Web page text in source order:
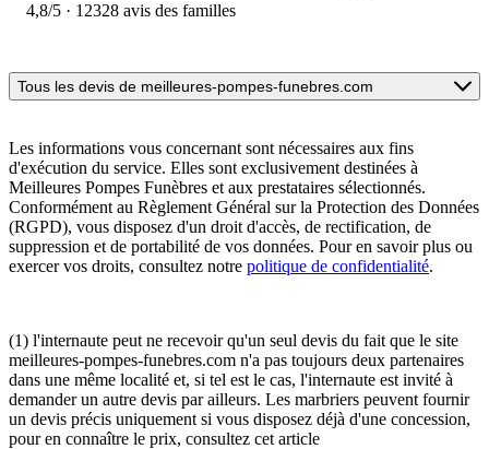
4,8/5 · 12328 avis des familles
Tous les devis de meilleures-pompes-funebres.com
Les informations vous concernant sont nécessaires aux fins
d'exécution du service. Elles sont exclusivement destinées à
Meilleures Pompes Funèbres et aux prestataires sélectionnés.
Conformément au Règlement Général sur la Protection des Données
(RGPD), vous disposez d'un droit d'accès, de rectification, de
suppression et de portabilité de vos données. Pour en savoir plus ou
exercer vos droits, consultez notre politique de confidentialité.
(1) l'internaute peut ne recevoir qu'un seul devis du fait que le site
meilleures-pompes-funebres.com n'a pas toujours deux partenaires
dans une même localité et, si tel est le cas, l'internaute est invité à
demander un autre devis par ailleurs. Les marbriers peuvent fournir
un devis précis uniquement si vous disposez déjà d'une concession,
pour en connaître le prix, consultez cet article